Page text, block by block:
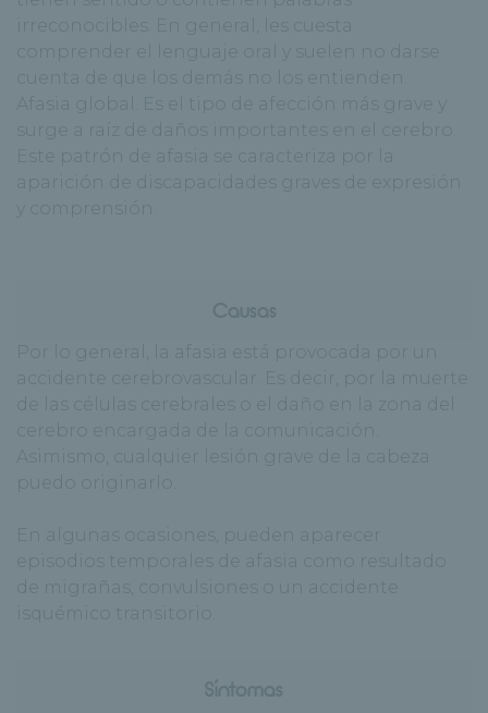
irreconocibles. En general, les cuesta
comprender el lenguaje oral y suelen no darse
cuenta de que los demás no los entienden.
Afasia global. Es el tipo de afección más grave y
surge a raíz de daños importantes en el cerebro.
Este patrón de afasia se caracteriza por la
aparición de discapacidades graves de expresión
y comprensión.
Por lo general, la afasia está provocada por un
accidente cerebrovascular. Es decir, por la muerte
de las células cerebrales o el daño en la zona del
cerebro encargada de la comunicación.
Asimismo, cualquier lesión grave de la cabeza
puedo originarlo.
En algunas ocasiones, pueden aparecer
episodios temporales de afasia como resultado
de migrañas, convulsiones o un accidente
isquémico transitorio.